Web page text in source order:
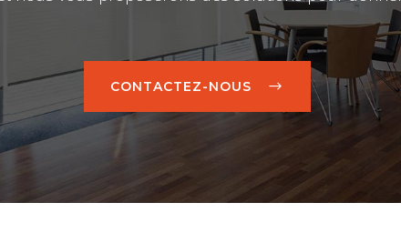
CONTACTEZ-NOUS